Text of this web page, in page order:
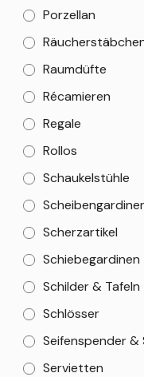
Porzellan
Raumdüfte
Récamieren
Regale
Rollos
Schaukelstühle
Scherzartikel
Schiebegardinen
Schilder & Tafeln
Schlösser
Seifenspender &
Servietten